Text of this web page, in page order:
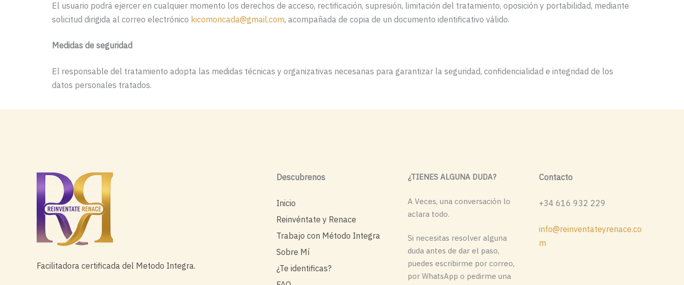
El usuario podrá ejercer en cualquier momento los derechos de acceso, rectificación, supresión, limitación del tratamiento, oposición y portabilidad, mediante
solicitud dirigida al correo electrónico kicomoncada@gmail.com, acompañada de copia de un documento identificativo válido.
Medidas de seguridad
El responsable del tratamiento adopta las medidas técnicas y organizativas necesarias para garantizar la seguridad, confidencialidad e integridad de los
datos personales tratados.
Facilitadora certificada del Metodo Integra.
Descubrenos
Inicio
Reinvéntate y Renace
Trabajo con Método Integra
Sobre Mí
¿Te identificas?
¿TIENES ALGUNA DUDA?
A Veces, una conversación lo
aclara todo.
Si necesitas resolver alguna
duda antes de dar el paso,
puedes escribirme por correo,
por WhatsApp o pedirme una
Contacto
+34 616 932 229
info@reinventateyrenace.co
m